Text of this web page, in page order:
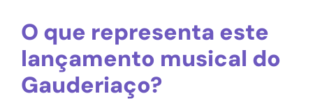
O que representa este
lançamento musical do
Gauderiaço?